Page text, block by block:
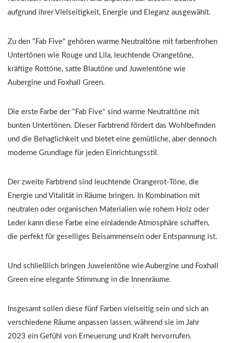
aufgrund ihrer Vielseitigkeit, Energie und Eleganz ausgewählt.
Zu den "Fab Five" gehören warme Neutraltöne mit farbenfrohen
Untertönen wie Rouge und Lila, leuchtende Orangetöne,
kräftige Rottöne, satte Blautöne und Juwelentöne wie
Aubergine und Foxhall Green.
Die erste Farbe der "Fab Five" sind warme Neutraltöne mit
bunten Untertönen. Dieser Farbtrend fördert das Wohlbefinden
und die Behaglichkeit und bietet eine gemütliche, aber dennoch
moderne Grundlage für jeden Einrichtungsstil.
Der zweite Farbtrend sind leuchtende Orangerot-Töne, die
Energie und Vitalität in Räume bringen. In Kombination mit
neutralen oder organischen Materialien wie rohem Holz oder
Leder kann diese Farbe eine einladende Atmosphäre schaffen,
die perfekt für geselliges Beisammensein oder Entspannung ist.
Und schließlich bringen Juwelentöne wie Aubergine und Foxhall
Green eine elegante Stimmung in die Innenräume.
Insgesamt sollen diese fünf Farben vielseitig sein und sich an
verschiedene Räume anpassen lassen, während sie im Jahr
2023 ein Gefühl von Erneuerung und Kraft hervorrufen.